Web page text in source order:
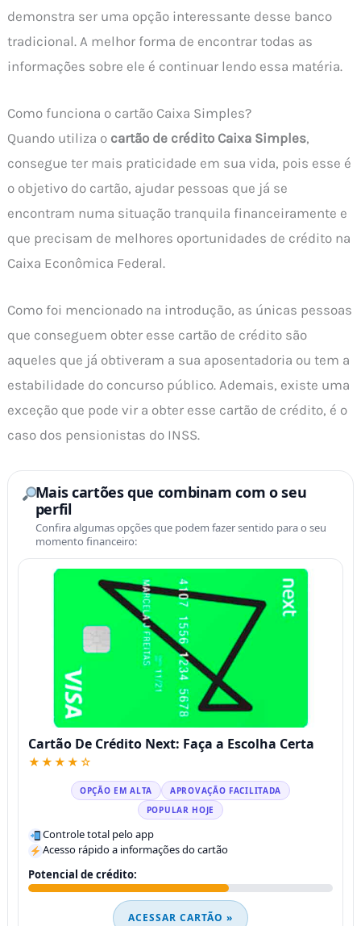
demonstra ser uma opção interessante desse banco
tradicional. A melhor forma de encontrar todas as
informações sobre ele é continuar lendo essa matéria.
Como funciona o cartão Caixa Simples?
Quando utiliza o cartão de crédito Caixa Simples,
consegue ter mais praticidade em sua vida, pois esse é
o objetivo do cartão, ajudar pessoas que já se
encontram numa situação tranquila financeiramente e
que precisam de melhores oportunidades de crédito na
Caixa Econômica Federal.
Como foi mencionado na introdução, as únicas pessoas
que conseguem obter esse cartão de crédito são
aqueles que já obtiveram a sua aposentadoria ou tem a
estabilidade do concurso público. Ademais, existe uma
exceção que pode vir a obter esse cartão de crédito, é o
caso dos pensionistas do INSS.
Mais cartões que combinam com o seu
perfil
Confira algumas opções que podem fazer sentido para o seu
momento financeiro:
Cartão De Crédito Next: Faça a Escolha Certa
★★★★☆
OPÇÃO EM ALTA
APROVAÇÃO FACILITADA
POPULAR HOJE
Controle total pelo app
Acesso rápido a informações do cartão
Potencial de crédito:
ACESSAR CARTÃO »